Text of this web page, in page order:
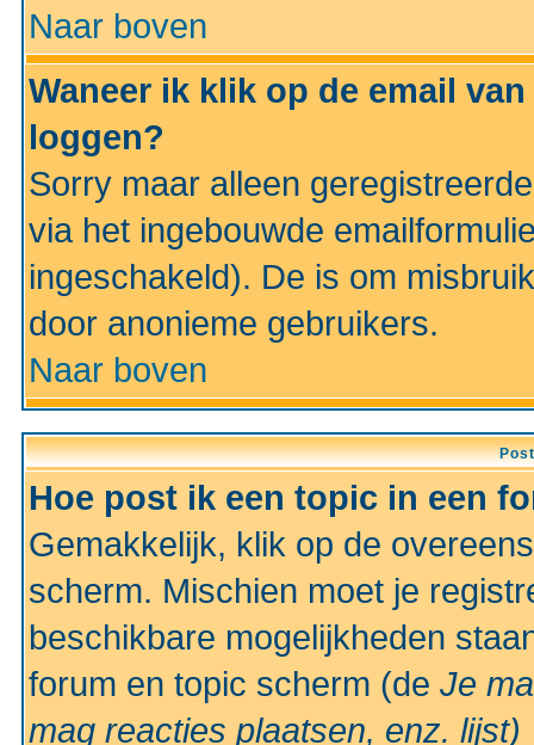
Naar boven
Waneer ik klik op de email
loggen?
Sorry maar alleen
via het ingebouwde
ingeschakeld). De is om
door anonieme gebruikers.
Naar boven
Hoe post ik een topic in een
Gemakkelijk, klik op de
scherm. Mischien moet je
beschikbare mogelijkheden
forum en topic scherm (de Je
mag reacties plaatsen, enz. lijst)